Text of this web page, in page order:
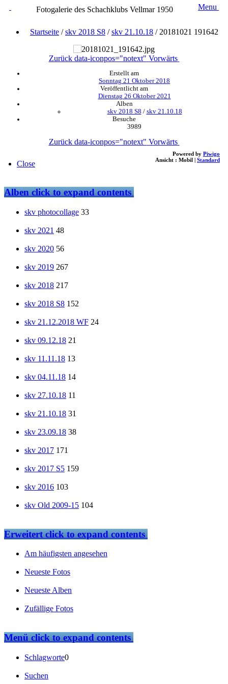
Fotogalerie des Schachklubs Vellmar 1950 Menu
Startseite /skv 2018 S8 /skv 21.10.18 / 20181021 191642
Zurück data-iconpos="notext" Vorwärts
Erstellt am
Sonntag 21 Oktober 2018
Veröffentlicht am
Dienstag 26 Oktober 2021
Alben
skv 2018 S8 / skv 21.10.18
Besuche
3989
Zurück data-iconpos="notext" Vorwärts
Powered by Piwigo
Ansicht : Mobil | Standard
Close
Albenclick to expand contents
skv photocollage 33
skv 2021 48
skv 2020 56
skv 2019 267
skv 2018 217
skv 2018 S8 152
skv 21.12.2018 WF 24
skv 09.12.18 21
skv 11.11.18 13
skv 04.11.18 14
skv 27.10.18 11
skv 21.10.18 31
skv 23.09.18 38
skv 2017 171
skv 2017 S5 159
skv 2016 103
skv Old 2009-15 104
Erweitertclick to expand contents
Am häufigsten angesehen
Neueste Fotos
Neueste Alben
Zufällige Fotos
Menüclick to expand contents
Schlagworte0
Suchen